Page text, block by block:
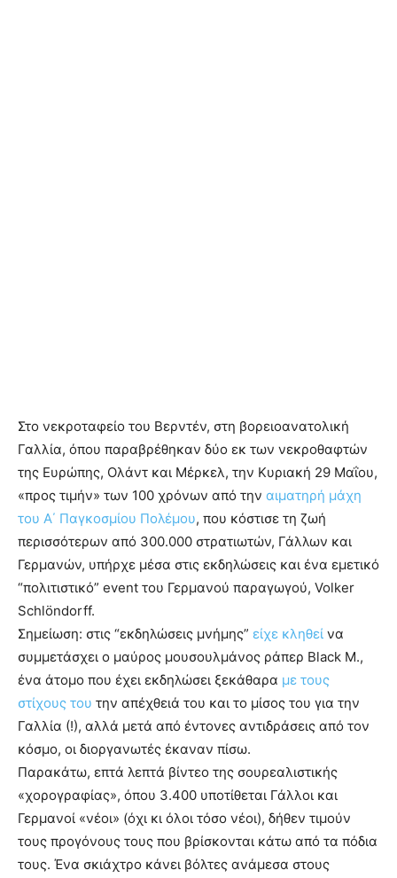
Στο νεκροταφείο του Βερντέν, στη βορειοανατολική
Γαλλία, όπου παραβρέθηκαν δύο εκ των νεκροθαφτών
της Ευρώπης, Ολάντ και Μέρκελ, την Κυριακή 29 Μαΐου,
«προς τιμήν» των 100 χρόνων από την αιματηρή μάχη
του Α΄ Παγκοσμίου Πολέμου, που κόστισε τη ζωή
περισσότερων από 300.000 στρατιωτών, Γάλλων και
Γερμανών, υπήρχε μέσα στις εκδηλώσεις και ένα εμετικό
“πολιτιστικό” event του Γερμανού παραγωγού, Volker
Schlöndorff.
Σημείωση: στις “εκδηλώσεις μνήμης” είχε κληθεί να
συμμετάσχει ο μαύρος μουσουλμάνος ράπερ Black M.,
ένα άτομο που έχει εκδηλώσει ξεκάθαρα με τους
στίχους του την απέχθειά του και το μίσος του για την
Γαλλία (!), αλλά μετά από έντονες αντιδράσεις από τον
κόσμο, οι διοργανωτές έκαναν πίσω.
Παρακάτω, επτά λεπτά βίντεο της σουρεαλιστικής
«χορογραφίας», όπου 3.400 υποτίθεται Γάλλοι και
Γερμανοί «νέοι» (όχι κι όλοι τόσο νέοι), δήθεν τιμούν
τους προγόνους τους που βρίσκονται κάτω από τα πόδια
τους. Ένα σκιάχτρο κάνει βόλτες ανάμεσα στους